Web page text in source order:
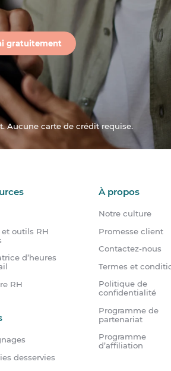
gratuitement
Aucune carte de crédit requise.
et outils RH
d’heures
RH
À propos
Notre culture
Promesse client
Contactez-nous
Termes et
Politique de
confidentialité
Programme de
partenariat
Programme
d’affiliation
desservies